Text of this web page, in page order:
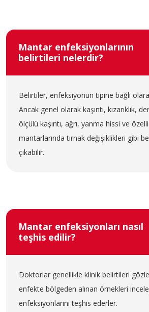
Mantar enfeksiyonlarının
belirtileri nelerdir?
Belirtiler, enfeksiyonun tipine bağlı
Ancak genel olarak kaşıntı, kızarıklık,
ölçülü kaşıntı, ağrı, yanma hissi ve
mantarlarında tırnak değişiklikleri gibi
çıkabilir.
Mantar enfeksiyonları nasıl
teşhis edilir?
Doktorlar genellikle klinik belirtileri
enfekte bölgeden alınan örnekleri
enfeksiyonlarını teşhis ederler.